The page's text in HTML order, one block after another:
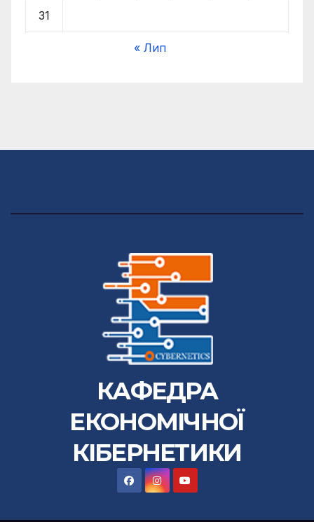
31
« Лип
КАФЕДРА
ЕКОНОМІЧНОЇ
КІБЕРНЕТИКИ